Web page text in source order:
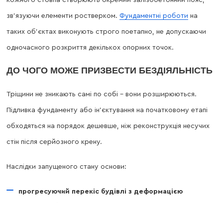
зв’язуючи елементи ростверком. Фундаментні роботи на
таких об’єктах виконують строго поетапно, не допускаючи
одночасного розкриття декількох опорних точок.
ДО ЧОГО МОЖЕ ПРИЗВЕСТИ БЕЗДІЯЛЬНІСТЬ
Тріщини не зникають самі по собі – вони розширюються.
Підливка фундаменту або ін’єктування на початковому етапі
обходяться на порядок дешевше, ніж реконструкція несучих
стін після серйозного крену.
Наслідки запущеного стану основи:
прогресуючий перекіс будівлі з деформацією